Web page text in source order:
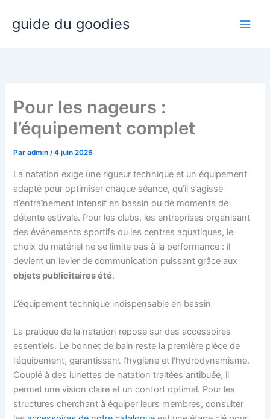
contenu
guide du goodies
Pour les nageurs :
l’équipement complet
Paradmin/4 juin 2026
La natation exige une rigueur technique et un équipement
adapté pour optimiser chaque séance, qu’il s’agisse
d’entraînement intensif en bassin ou de moments de
détente estivale. Pour les clubs, les entreprises organisant
des événements sportifs ou les centres aquatiques, le
choix du matériel ne se limite pas à la performance : il
devient un levier de communication puissant grâce aux
objets publicitaires été.
L’équipement technique indispensable en bassin
La pratique de la natation repose sur des accessoires
essentiels. Le bonnet de bain reste la première pièce de
l’équipement, garantissant l’hygiène et l’hydrodynamisme.
Couplé à des lunettes de natation traitées antibuée, il
permet une vision claire et un confort optimal. Pour les
structures cherchant à équiper leurs membres, consulter